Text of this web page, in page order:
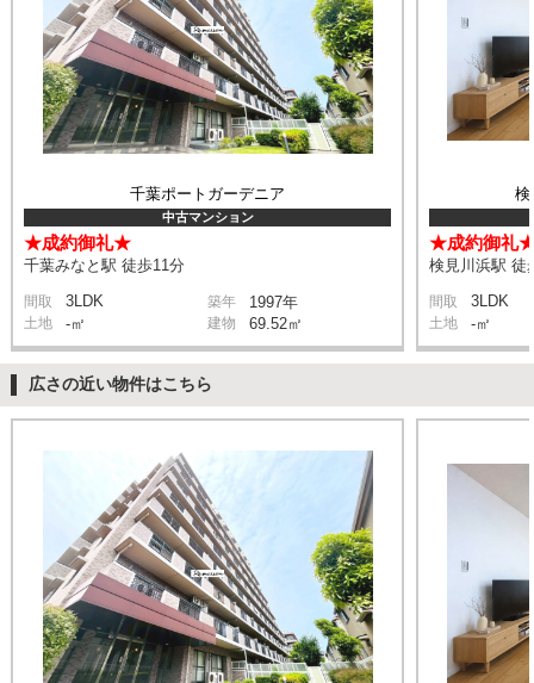
千葉ポートガーデニア
中古マンション
★成約御礼★
千葉みなと駅 徒歩11分
間取 3LDK 築年 1997年
土地 -㎡ 建物 69.52㎡
検
★成約御礼
検見川浜駅 徒
間取 3LDK
土地 -㎡
広さの近い物件はこちら